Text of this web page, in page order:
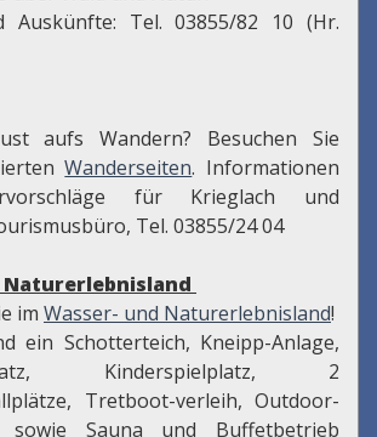
Auskünfte: Tel. 03855/82 10 (Hr.
aufs Wandern? Besuchen Sie
Wanderseiten. Informationen
für Krieglach und
Tel. 03855/24 04
Naturerlebnisland
im Wasser- und Naturerlebnisland!
ein Schotterteich, Kneipp-Anlage,
Kinderspielplatz, 2
Tretboot-verleih, Outdoor-
sowie Sauna und Buffetbetrieb